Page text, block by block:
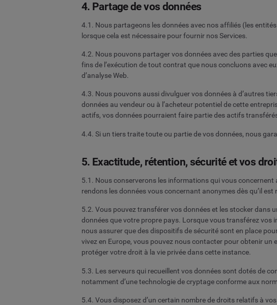
4. Partage de vos données
4.1. Nous partageons les données avec nos affiliés (les
lorsque cela est nécessaire pour fournir nos Services.
4.2. Nous pouvons partager vos données avec des parties
fins de l’exécution de tout contrat que nous concluons avec
d’analyse Web.
4.3. Nous pouvons aussi divulguer vos données à d’autres
données au vendeur ou à l’acheteur potentiel de cette
actifs, vos données pourraient faire partie des actifs
4.4. Si un tiers traite toute ou partie de vos données, nous
5. Exactitude, rétention, sécurité et vos
5.1. Nous conserverons les informations qui vous
rendons les données vous concernant anonymes dès qu’il
5.2. Vous pouvez transférer vos données et les stocker dans
données que votre propre pays. Lorsque vous transférez vos
nous assurer que des dispositifs de sécurité sont en place
vivez en Europe, vous pouvez nous contacter pour obtenir un
protéger votre droit à la vie privée dans cette instance.
5.3. Les serveurs qui recueillent vos données sont dotés de
notamment d’une technologie de cryptage conforme aux
5.4. Vous disposez d’un certain nombre de droits relatifs à